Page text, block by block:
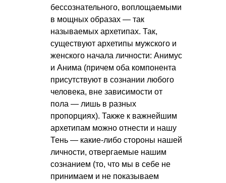
бессознательного, воплощаемыми
в мощных образах — так
называемых архетипах. Так,
существуют архетипы мужского и
женского начала личности: Анимус
и Анима (причем оба компонента
присутствуют в сознании любого
человека, вне зависимости от
пола — лишь в разных
пропорциях). Также к важнейшим
архетипам можно отнести и нашу
Тень — какие-либо стороны нашей
личности, отвергаемые нашим
сознанием (то, что мы в себе не
принимаем и не показываем